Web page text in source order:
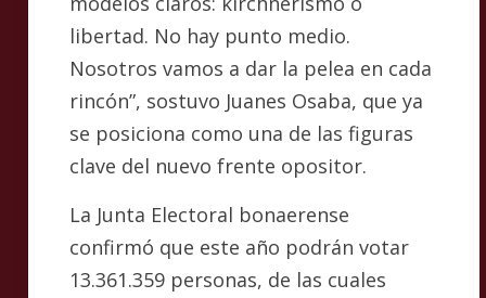
libertad. No hay punto medio.
Nosotros vamos a dar la pelea en cada
rincón”, sostuvo Juanes Osaba, que ya
se posiciona como una de las figuras
clave del nuevo frente opositor.
La Junta Electoral bonaerense
confirmó que este año podrán votar
13.361.359 personas, de las cuales